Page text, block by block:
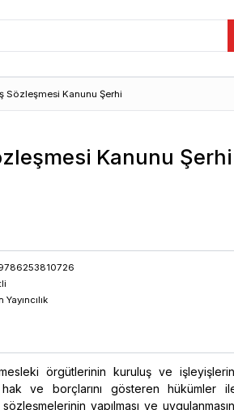
Sözleşmesi Kanunu Şerhi
Kanunu Şerhi
örgütlerinin kuruluş ve
ve borçlarını gösteren hükümler
yapılması ve